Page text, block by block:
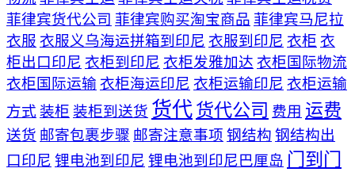
菲律宾货代公司 菲律宾购买淘宝商品 菲律宾马尼拉
衣服 衣服义乌海运拼箱到印尼 衣服到印尼 衣柜 衣
柜出口印尼 衣柜到印尼 衣柜发雅加达 衣柜国际物流
衣柜国际运输 衣柜海运印尼 衣柜运输印尼 衣柜运输
方式 装柜 装柜到送货 货代货代公司 费用 运费
送货 邮寄包裹步骤 邮寄注意事项 钢结构 钢结构出
口印尼 锂电池到印尼 锂电池到印尼巴厘岛 门到门